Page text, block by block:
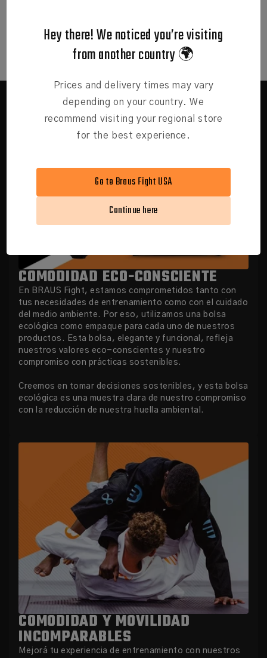
Hey there! We noticed you’re visiting
from another country 🌍
Prices and delivery times may vary
depending on your country. We
recommend visiting your regional store
for the best experience.
Go to Braus Fight USA
Continue here
COMODIDAD ECO-CONSCIENTE
En BRAUS Fight, estamos comprometidos tanto con
tus necesidades de entrenamiento como con el cuidado
del medio ambiente. Por eso, utilizamos una bolsa
ecológica como empaque para cada uno de nuestros
productos. Esta bolsa, elegante y funcional, refleja
nuestros valores eco-conscientes y nuestro
compromiso con prácticas sostenibles.
Creemos en tomar decisiones sostenibles, y esta bolsa
ecológica es una muestra clara de nuestro compromiso
con la reducción de nuestra huella ambiental.
COMODIDAD Y MOVILIDAD
INCOMPARABLES
Mejorá tu experiencia de entrenamiento con nuestros